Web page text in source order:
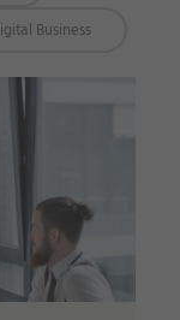
Business